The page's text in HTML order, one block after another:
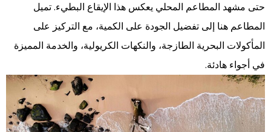
حتى مشهد المطاعم المحلي يعكس هذا الإيقاع البطيء. تميل
المطاعم هنا إلى تفضيل الجودة على الكمية، مع التركيز على
المأكولات البحرية الطازجة، والنكهات الكريولية، والخدمة المميزة
في أجواء هادئة.